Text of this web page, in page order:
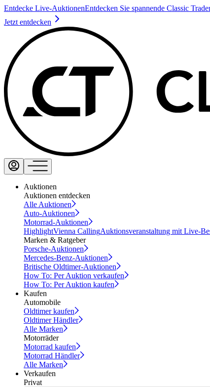
Entdecke Live-AuktionenEntdecken Sie spannende Classic
Jetzt entdecken
Auktionen
Auktionen entdecken
Alle Auktionen
Auto-Auktionen
Motorrad-Auktionen
HighlightVienna CallingAuktionsveranstaltung mit Live-
Marken & Ratgeber
Porsche-Auktionen
Mercedes-Benz-Auktionen
Britische Oldtimer-Auktionen
How To: Per Auktion verkaufen
How To: Per Auktion kaufen
Kaufen
Automobile
Oldtimer kaufen
Oldtimer Händler
Alle Marken
Motorräder
Motorrad kaufen
Motorrad Händler
Alle Marken
Verkaufen
Privat